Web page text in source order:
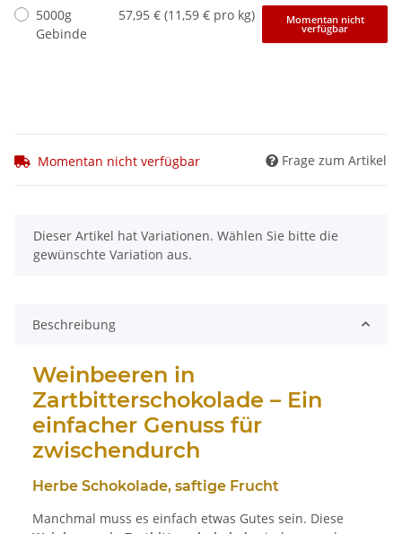
5000g
Gebinde
57,95 € (11,59 € pro kg) Momentan nicht
verfügbar
Momentan nicht verfügbar Frage zum Artikel
x
Dieser Artikel hat Variationen. Wählen Sie bitte die
gewünschte Variation aus.
Beschreibung
Weinbeeren in
Zartbitterschokolade – Ein
einfacher Genuss für
zwischendurch
Herbe Schokolade, saftige Frucht
Manchmal muss es einfach etwas Gutes sein. Diese